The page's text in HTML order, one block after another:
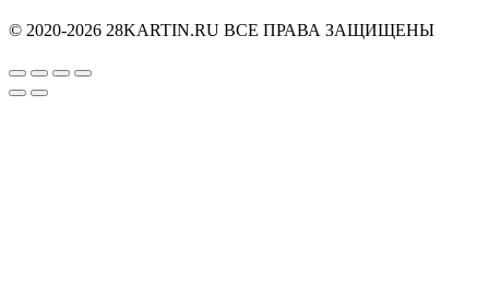
© 2020-2026 28KARTIN.RU ВСЕ ПРАВА ЗАЩИЩЕНЫ